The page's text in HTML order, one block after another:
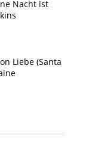
Nacht ist
Liebe (Santa